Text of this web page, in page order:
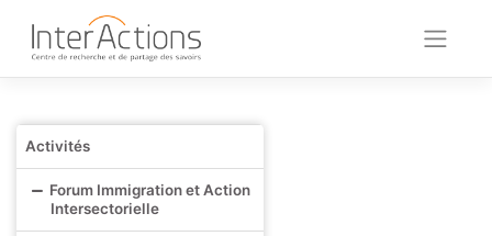
content
Activités
Forum Immigration et Action
Intersectorielle